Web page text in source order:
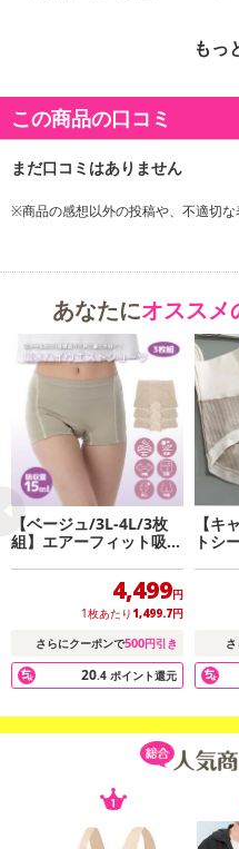
もっ
この商品の口コミ
※商品の感想以外の投稿や、不適切
あなたにオススメ
【ベージュ/3L-4L/3枚
組】エアーフィット吸水
4,499円
1枚あたり 1,499.7円
さらにクーポンで500円引き
20.4 ポイント還元
【キ
トシ